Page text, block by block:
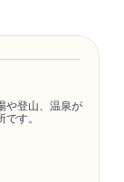
や登山、温泉が
す。